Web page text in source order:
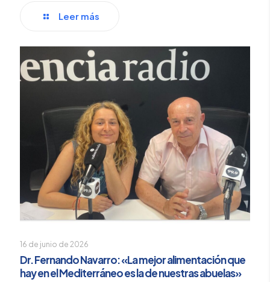
Leer más
16 de junio de 2026
Dr. Fernando Navarro: «La mejor alimentación que
hay en el Mediterráneo es la de nuestras abuelas»